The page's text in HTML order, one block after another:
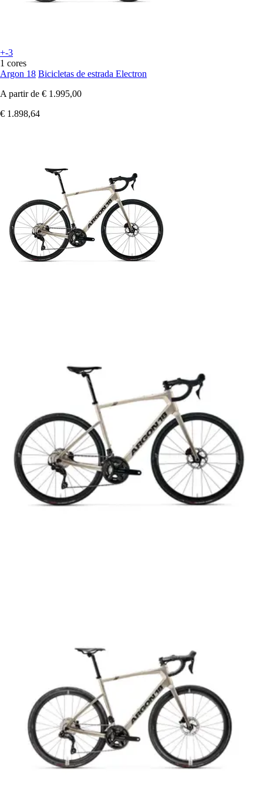
+-3
1 cores
Argon 18 Bicicletas de estrada Electron
A partir de € 1.995,00
€ 1.898,64